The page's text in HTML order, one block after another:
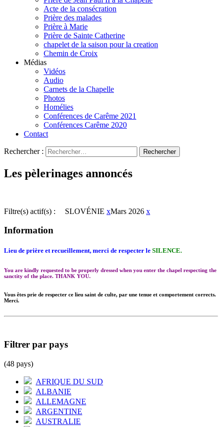
Acte de la consécration
Prière des malades
Prière à Marie
Prière de Sainte Catherine
chapelet de la saison pour la creation
Chemin de Croix
Médias
Vidéos
Audio
Carnets de la Chapelle
Photos
Homélies
Conférences de Carême 2021
Conférences Carême 2020
Contact
Rechercher :
Les pèlerinages annoncés
Filtre(s) actif(s) : SLOVÉNIE xMars 2026 x
Information
Lieu de prière et recueillement, merci de respecter le SILENCE.
You are kindly requested to be properly dressed when you enter the chapel respecting the
sanctity of the place. THANK YOU.
Vous êtes prie de respecter ce lieu saint de culte, par une tenue et comportement corrects.
Merci.
Filtrer par pays
(48 pays)
AFRIQUE DU SUD
ALBANIE
ALLEMAGNE
ARGENTINE
AUSTRALIE